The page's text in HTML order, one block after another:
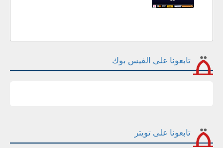
تابعونا على الفيس بوك
تابعونا على تويتر